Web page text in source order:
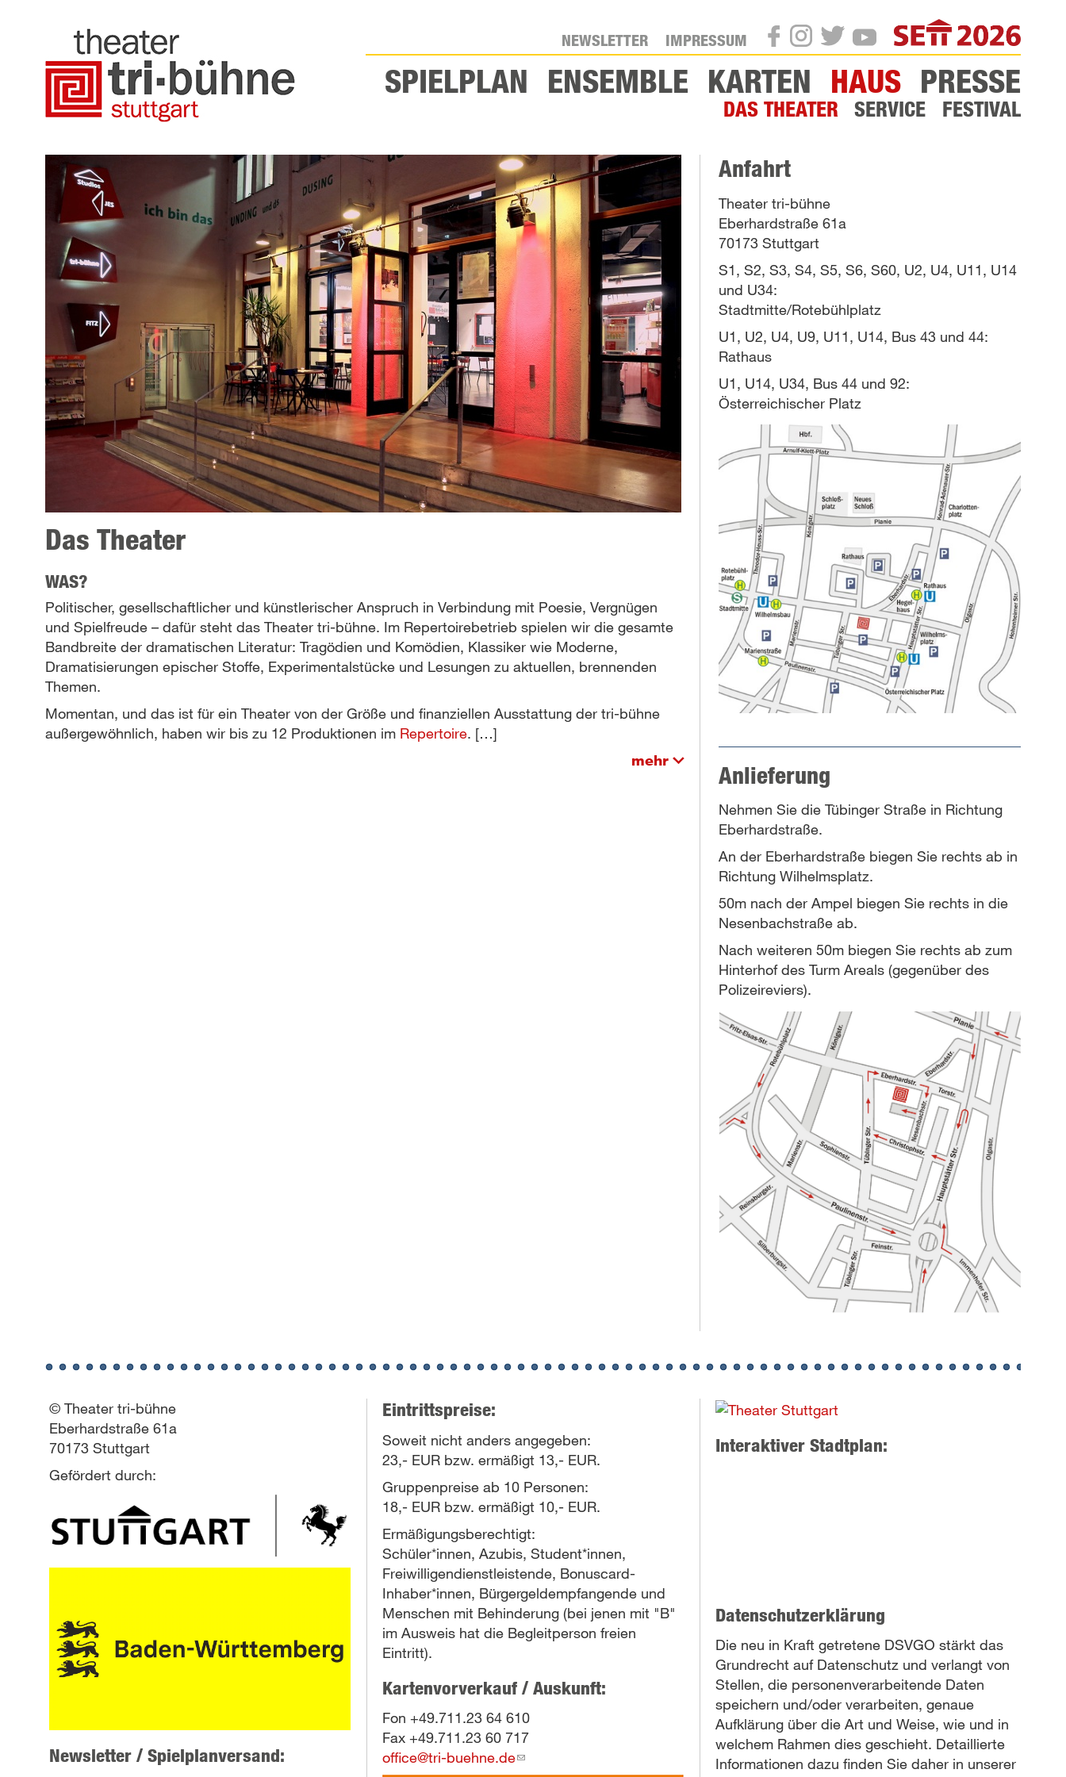
Inhalt
SPIELPLAN ENSEMBLE KARTEN HAUS
DAS THEATER SERVICE FESTIVAL
PRESSE
NEWSLETTER IMPRESSUM FACEBOOK
INSTAGRAM
TWITTERYOUTUBE SETT
Das Theater
WAS?
Politischer, gesellschaftlicher und künstlerischer Anspruch in Verbindung mit Poesie, Vergnügen
und Spielfreude – dafür steht das Theater tri-bühne. Im Repertoirebetrieb spielen wir die gesamte
Bandbreite der dramatischen Literatur: Tragödien und Komödien, Klassiker wie Moderne,
Dramatisierungen epischer Stoffe, Experimentalstücke und Lesungen zu aktuellen, brennenden
Themen.
Momentan, und das ist für ein Theater von der Größe und finanziellen Ausstattung der tri-bühne
außergewöhnlich, haben wir bis zu 12 Produktionen im Repertoire. […]
mehr
Anfahrt
Theater tri-bühne
Eberhardstraße 61a
70173 Stuttgart
S1, S2, S3, S4, S5, S6, S60, U2, U4, U11, U14
und U34:
Stadtmitte/Rotebühlplatz
U1, U2, U4, U9, U11, U14, Bus 43 und 44:
Rathaus
U1, U14, U34, Bus 44 und 92:
Österreichischer Platz
Anlieferung
Nehmen Sie die Tübinger Straße in Richtung
Eberhardstraße.
An der Eberhardstraße biegen Sie rechts ab in
Richtung Wilhelmsplatz.
50m nach der Ampel biegen Sie rechts in die
Nesenbachstraße ab.
Nach weiteren 50m biegen Sie rechts ab zum
Hinterhof des Turm Areals (gegenüber des
Polizeireviers).
© Theater tri-bühne
Eberhardstraße 61a
70173 Stuttgart
Gefördert durch:
Newsletter / Spielplanversand:
Eintrittspreise:
Soweit nicht anders angegeben:
23,- EUR bzw. ermäßigt 13,- EUR.
Gruppenpreise ab 10 Personen:
18,- EUR bzw. ermäßigt 10,- EUR.
Ermäßigungsberechtigt:
Schüler*innen, Azubis, Student*innen,
Freiwilligendienstleistende, Bonuscard-
Inhaber*innen, Bürgergeldempfangende und
Menschen mit Behinderung (bei jenen mit "B"
im Ausweis hat die Begleitperson freien
Eintritt).
Kartenvorverkauf / Auskunft:
Fon +49.711.23 64 610
Fax +49.711.23 60 717
office@tri-buehne.de(link
Interaktiver Stadtplan:
Datenschutzerklärung
Die neu in Kraft getretene DSVGO stärkt das
Grundrecht auf Datenschutz und verlangt von
Stellen, die personenverarbeitende Daten
speichern und/oder verarbeiten, genaue
Aufklärung über die Art und Weise, wie und in
welchem Rahmen dies geschieht. Detaillierte
Informationen dazu finden Sie daher in unserer